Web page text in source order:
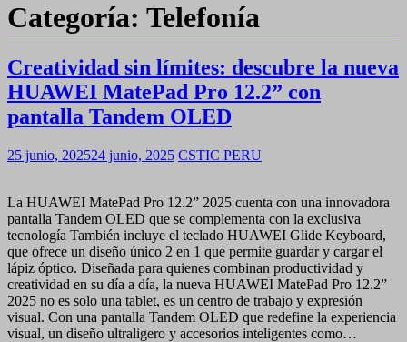
Categoría: Telefonía
Creatividad sin límites: descubre la nueva
HUAWEI MatePad Pro 12.2” con
pantalla Tandem OLED
25 junio, 202524 junio, 2025 CSTIC PERU
La HUAWEI MatePad Pro 12.2” 2025 cuenta con una innovadora
pantalla Tandem OLED que se complementa con la exclusiva
tecnología También incluye el teclado HUAWEI Glide Keyboard,
que ofrece un diseño único 2 en 1 que permite guardar y cargar el
lápiz óptico. Diseñada para quienes combinan productividad y
creatividad en su día a día, la nueva HUAWEI MatePad Pro 12.2”
2025 no es solo una tablet, es un centro de trabajo y expresión
visual. Con una pantalla Tandem OLED que redefine la experiencia
visual, un diseño ultraligero y accesorios inteligentes como…